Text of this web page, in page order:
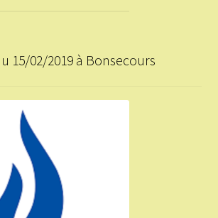
15/02/2019 à Bonsecours